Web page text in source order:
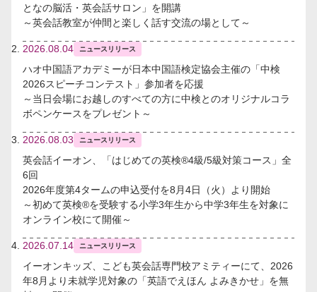
となの脳活・英会話サロン」を開講
～英会話教室が仲間と楽しく話す交流の場として～
2026.08.04 ニュースリリース
ハオ中国語アカデミーが日本中国語検定協会主催の「中検
2026スピーチコンテスト」参加者を応援
～当日会場にお越しのすべての方に中検とのオリジナルコラ
ボペンケースをプレゼント～
2026.08.03 ニュースリリース
英会話イーオン、「はじめての英検®4級/5級対策コース」全
6回
2026年度第4タームの申込受付を8月4日（火）より開始
～初めて英検®を受験する小学3年生から中学3年生を対象に
オンライン校にて開催～
2026.07.14 ニュースリリース
イーオンキッズ、こども英会話専門校アミティーにて、2026
年8月より未就学児対象の「英語でえほん よみきかせ」を無